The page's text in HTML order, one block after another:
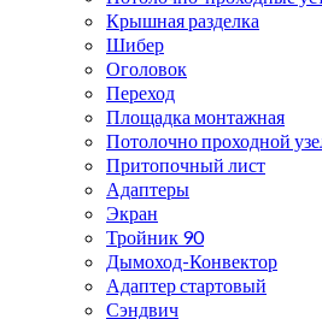
Крышная разделка
Шибер
Оголовок
Переход
Площадка монтажная
Потолочно проходной
Притопочный лист
Адаптеры
Экран
Тройник 90
Дымоход-Конвектор
Адаптер стартовый
Сэндвич